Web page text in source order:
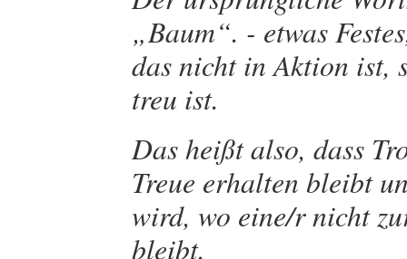
„Baum“. - etwas
das nicht in Aktion ist,
treu ist.
Das heißt also, dass
Treue erhalten bleibt
wird, wo eine/r nicht
bleibt.